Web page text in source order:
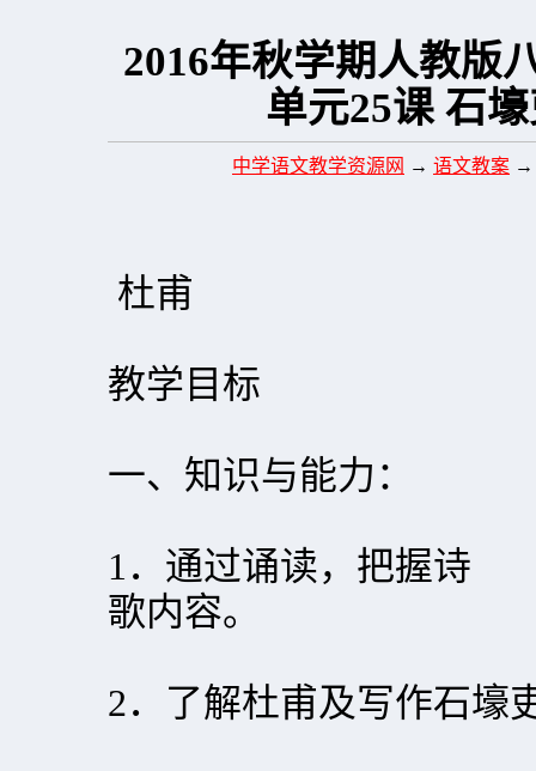
2016年秋学期人教版
单元25课 石
中学语文教学资源网 → 语文教案
杜甫
教学目标
一、知识与能力：
1．通过诵读，把握诗
歌内容。
2．了解杜甫及写作石壕